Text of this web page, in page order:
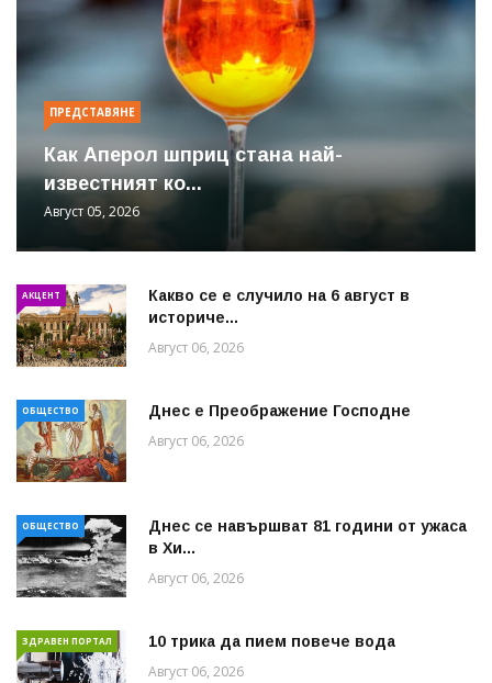
ПРЕДСТАВЯНЕ
Как Аперол шприц стана най-
известният ко...
Август 05, 2026
АКЦЕНТ
Какво се е случило на 6 август в
историче...
Август 06, 2026
ОБЩЕСТВО Днес е Преображение Господне
Август 06, 2026
ОБЩЕСТВО
Днес се навършват 81 години от ужаса
в Хи...
Август 06, 2026
ЗДРАВЕН ПОРТАЛ 10 трика да пием повече вода
Август 06, 2026